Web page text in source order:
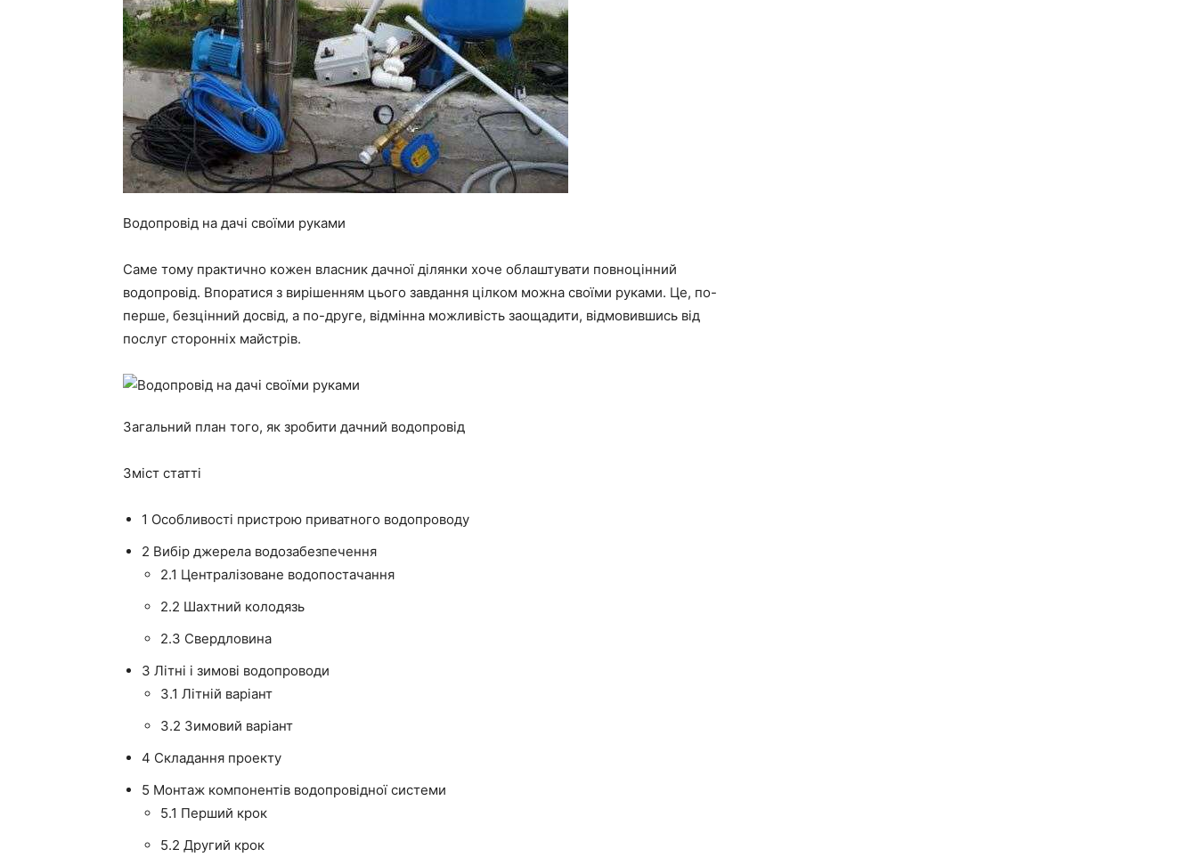
Водопровід на дачі своїми руками
Саме тому практично кожен власник дачної ділянки хоче облаштувати повноцінний
водопровід. Впоратися з вирішенням цього завдання цілком можна своїми руками. Це, по-
перше, безцінний досвід, а по-друге, відмінна можливість заощадити, відмовившись від
послуг сторонніх майстрів.
Загальний план того, як зробити дачний водопровід
Зміст статті
1 Особливості пристрою приватного водопроводу
2 Вибір джерела водозабезпечення
2.1 Централізоване водопостачання
2.2 Шахтний колодязь
2.3 Свердловина
3 Літні і зимові водопроводи
3.1 Літній варіант
3.2 Зимовий варіант
4 Складання проекту
5 Монтаж компонентів водопровідної системи
5.1 Перший крок
5.2 Другий крок